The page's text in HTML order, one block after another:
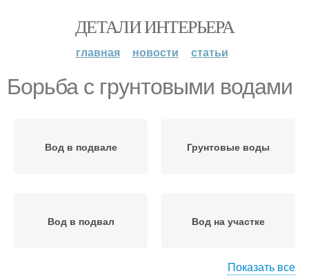
ДЕТАЛИ ИНТЕРЬЕРА
главная новости статьи
Борьба с грунтовыми водами
Вод в подвале Грунтовые воды
Вод в подвал Вод на участке
Показать все